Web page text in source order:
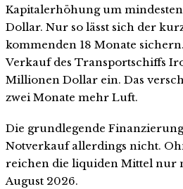
Kapitalerhöhung um
Dollar. Nur so lässt sich der
kommenden 18 Monate
Verkauf des Transportschiffs
Millionen Dollar ein. Das
zwei Monate mehr Luft.
Die grundlegende
Notverkauf allerdings nicht.
reichen die liquiden Mittel nur
August 2026.